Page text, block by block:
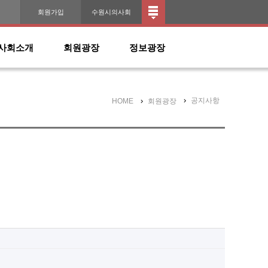
회원가입 수원시의사회
회소개 회원광장 정보광장
HOME 회원광장 공지사항